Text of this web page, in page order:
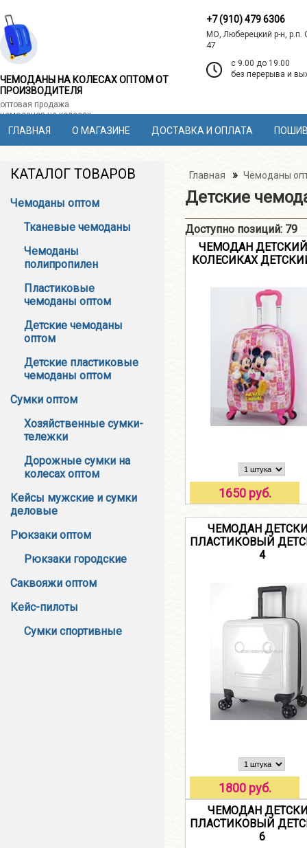
ЧЕМОДАНЫ НА КОЛЕСАХ ОПТОМ ОТ
ПРОИЗВОДИТЕЛЯ
оптовая продажа
чемоданов на колесах
+7 (910) 479 6306
МО, Люберецкий р-н, р.п.
47
c 9.00 до 19.00
без перерыва и
ГЛАВНАЯ О МАГАЗИНЕ ДОСТАВКА И ОПЛАТА
КАТАЛОГ ТОВАРОВ
Чемоданы оптом
Тканевые чемоданы
Чемоданы
полипропилен
Пластиковые
чемоданы оптом
Детские чемоданы
оптом
Детские пластиковые
чемоданы оптом
Сумки оптом
Хозяйственные сумки-
тележки
Дорожные сумки на
колесах оптом
Кейсы мужские и сумки
деловые
Рюкзаки оптом
Рюкзаки городские
Саквояжи оптом
Кейс-пилоты
Сумки спортивные
Главная » Чемоданы
Детские
Доступно позиций: 79
ЧЕМОДАН
КОЛЕСИКАХ
1650 руб.
ЧЕМОДАН
ПЛАСТИКОВЫЙ
4
1800 руб.
ЧЕМОДАН
ПЛАСТИКОВЫЙ
6